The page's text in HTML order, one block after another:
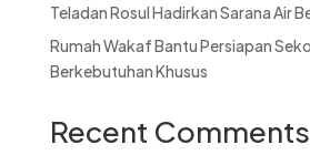
Teladan Rosul Hadirkan Sarana Air
Rumah Wakaf Bantu Persiapan
Berkebutuhan Khusus
Recent Comments